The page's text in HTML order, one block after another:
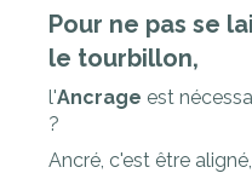
Pour ne pas se
le tourbillon,
l'Ancrage est
?
Ancré, c'est être